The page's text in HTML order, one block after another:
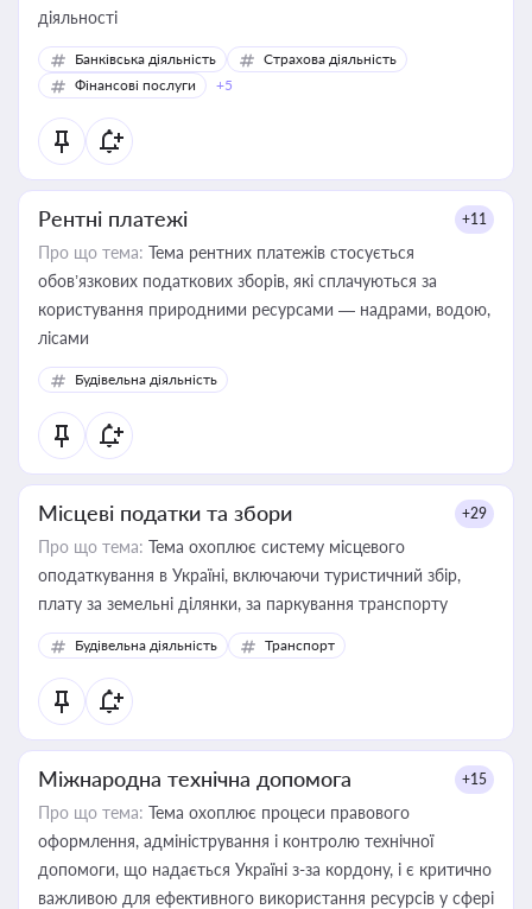
діяльності
Банківська діяльність
Страхова діяльність
Фінансові послуги
+5
Рентні платежі +11
Про що тема: Тема рентних платежів стосується
обов’язкових податкових зборів, які сплачуються за
користування природними ресурсами — надрами, водою,
лісами
Будівельна діяльність
Місцеві податки та збори +29
Про що тема: Тема охоплює систему місцевого
оподаткування в Україні, включаючи туристичний збір,
плату за земельні ділянки, за паркування транспорту
Будівельна діяльність Транспорт
Міжнародна технічна допомога +15
Про що тема: Тема охоплює процеси правового
оформлення, адміністрування і контролю технічної
допомоги, що надається Україні з-за кордону, і є критично
важливою для ефективного використання ресурсів у сфері